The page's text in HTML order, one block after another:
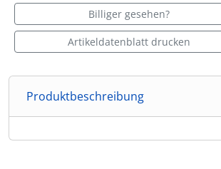
Billiger gesehen?
Artikeldatenblatt drucken
Produktbeschreibung